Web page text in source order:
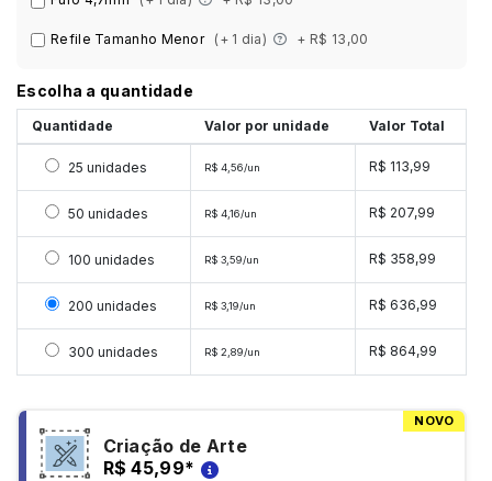
Refile Tamanho Menor (+ 1 dia) + R$ 13,00
Escolha a quantidade
Quantidade Valor por unidade Valor Total
Selecionar 25 unidades
25 unidades R$ 4,56/un R$ 113,99
Selecionar 50 unidades
50 unidades R$ 4,16/un R$ 207,99
Selecionar 100 unidades
100 unidades R$ 3,59/un R$ 358,99
Selecionar 200 unidades
200 unidades R$ 3,19/un R$ 636,99
Selecionar 300 unidades
300 unidades R$ 2,89/un R$ 864,99
NOVO
Criação de Arte
R$ 45,99*